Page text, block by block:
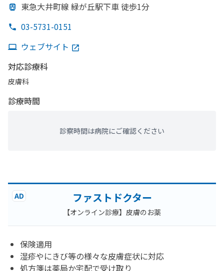
東急大井町線 緑が丘駅下車 徒歩1分
03-5731-0151
ウェブサイト
対応診療科
皮膚科
診療時間
診察時間は病院にご確認ください
AD ファストドクター
【オンライン診療】皮膚のお薬
保険適用
湿疹やにきび等の様々な皮膚症状に対応
処方箋は薬局か宅配で受け取り